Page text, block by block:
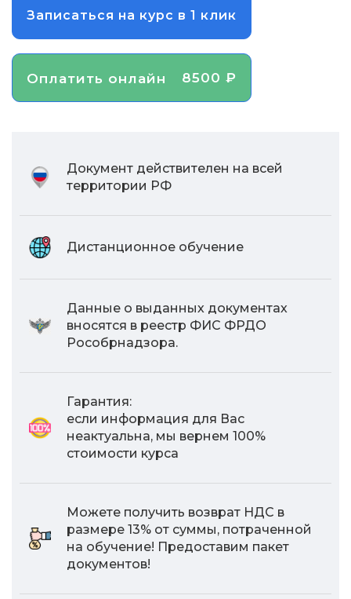
Записаться на курс в 1 клик
Оплатить онлайн 8500 ₽
Документ действителен на всей
территории РФ
Дистанционное обучение
Данные о выданных документах
вносятся в реестр ФИС ФРДО
Рособрнадзора.
Гарантия:
если информация для Вас
неактуальна, мы вернем 100%
стоимости курса
Можете получить возврат НДС в
размере 13% от суммы, потраченной
на обучение! Предоставим пакет
документов!